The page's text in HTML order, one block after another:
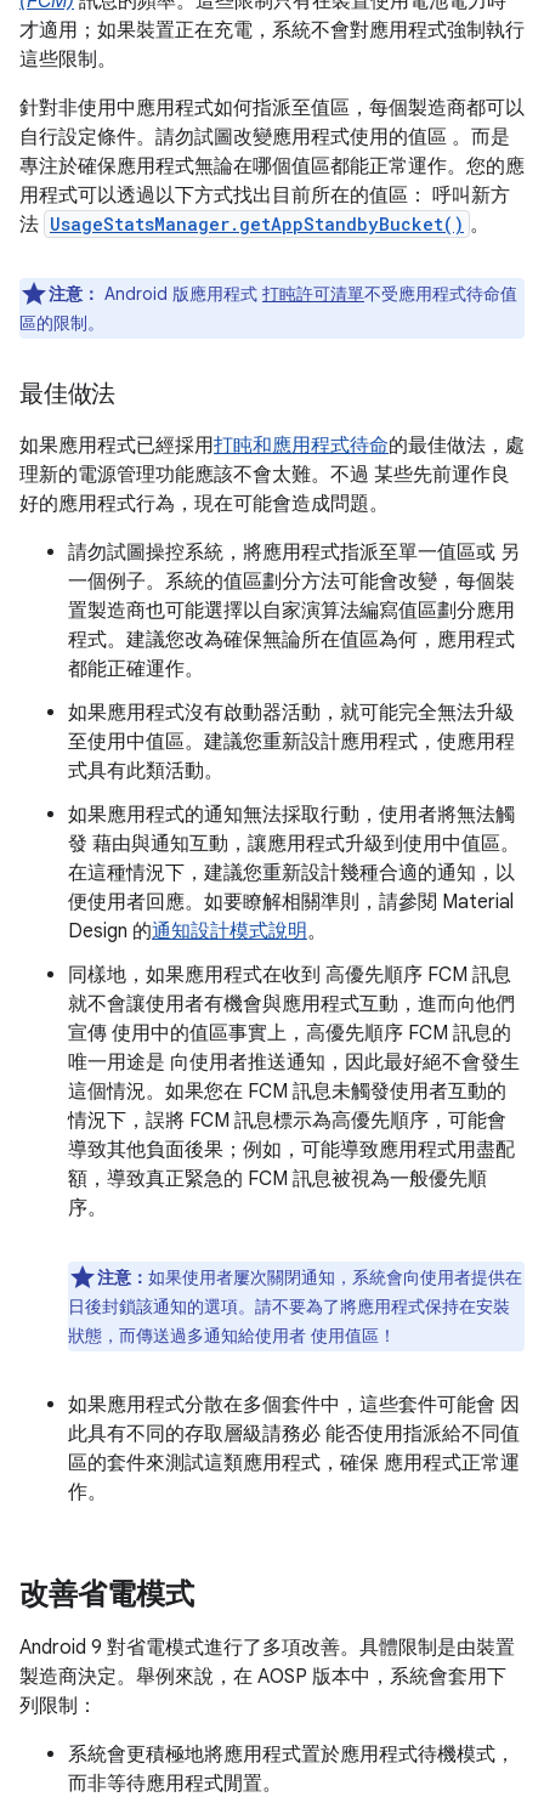
才適用；如果裝置正在充電，系統不會對應用程式強制執行
這些限制。
針對非使用中應用程式如何指派至值區，每個製造商都可以
自行設定條件。請勿試圖改變應用程式使用的值區 。而是
專注於確保應用程式無論在哪個值區都能正常運作。您的應
用程式可以透過以下方式找出目前所在的值區： 呼叫新方
法 UsageStatsManager.getAppStandbyBucket() 。
注意： Android 版應用程式 打盹許可清單不受應用程式待命值
區的限制。
最佳做法
如果應用程式已經採用打盹和應用程式待命的最佳做法，處
理新的電源管理功能應該不會太難。不過 某些先前運作良
好的應用程式行為，現在可能會造成問題。
請勿試圖操控系統，將應用程式指派至單一值區或 另
一個例子。系統的值區劃分方法可能會改變，每個裝
置製造商也可能選擇以自家演算法編寫值區劃分應用
程式。建議您改為確保無論所在值區為何，應用程式
都能正確運作。
如果應用程式沒有啟動器活動，就可能完全無法升級
至使用中值區。建議您重新設計應用程式，使應用程
式具有此類活動。
如果應用程式的通知無法採取行動，使用者將無法觸
發 藉由與通知互動，讓應用程式升級到使用中值區。
在這種情況下，建議您重新設計幾種合適的通知，以
便使用者回應。如要瞭解相關準則，請參閱 Material
Design 的通知設計模式說明。
同樣地，如果應用程式在收到 高優先順序 FCM 訊息
就不會讓使用者有機會與應用程式互動，進而向他們
宣傳 使用中的值區事實上，高優先順序 FCM 訊息的
唯一用途是 向使用者推送通知，因此最好絕不會發生
這個情況。如果您在 FCM 訊息未觸發使用者互動的
情況下，誤將 FCM 訊息標示為高優先順序，可能會
導致其他負面後果；例如，可能導致應用程式用盡配
額，導致真正緊急的 FCM 訊息被視為一般優先順
序。
注意： 如果使用者屢次關閉通知，系統會向使用者提供在
日後封鎖該通知的選項。請不要為了將應用程式保持在安裝
狀態，而傳送過多通知給使用者 使用值區！
如果應用程式分散在多個套件中，這些套件可能會 因
此具有不同的存取層級請務必 能否使用指派給不同值
區的套件來測試這類應用程式，確保 應用程式正常運
作。
改善省電模式
Android 9 對省電模式進行了多項改善。具體限制是由裝置
製造商決定。舉例來說，在 AOSP 版本中，系統會套用下
列限制：
系統會更積極地將應用程式置於應用程式待機模式，
而非等待應用程式閒置。